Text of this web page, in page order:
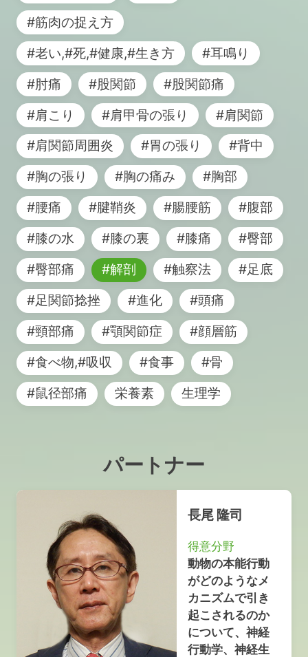
#筋肉の捉え方
#老い,#死,#健康,#生き方
#耳鳴り
#肘痛
#股関節
#股関節痛
#肩こり
#肩甲骨の張り
#肩関節
#肩関節周囲炎
#胃の張り
#背中
#胸の張り
#胸の痛み
#胸部
#腰痛
#腱鞘炎 #腸腰筋
#腹部
#膝の水
#膝の裏 #膝痛
#臀部
#臀部痛
#解剖 #触察法
#足底
#足関節捻挫
#進化
#頭痛
#頸部痛
#顎関節症
#顔層筋
#食べ物,#吸収
#食事
#骨
#鼠径部痛
栄養素 生理学
パートナー
長尾 隆司
得意分野
動物の本能行動
がどのようなメ
カニズムで引き
起こされるのか
について、神経
行動学、神経生